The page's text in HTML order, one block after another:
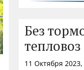
Без
11 Октября